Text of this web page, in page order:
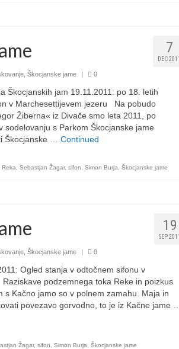
7
DEC 2011
, Škocjanske jame | 0
Škocjanskih jam 19.11.2011: po 18. letih
v Marchesettijevem jezeru Na pobudo
Žiberna« iz Divače smo leta 2011, po
sodelovanju s Parkom Škocjanske jame
Škocjanske … Continued
Reka Sebastjan Žagar, sifon Simon Burja Škocjanske jame
19
SEP 2011
, Škocjanske jame | 0
Ogled stanja v odtočnem sifonu v
podzemnega toka Reke in poizkus
s Kačno jamo so v polnem zamahu. Maja in
povezavo gorvodno, to je iz Kačne jame …
Žagar, sifon Simon Burja Škocjanske jame